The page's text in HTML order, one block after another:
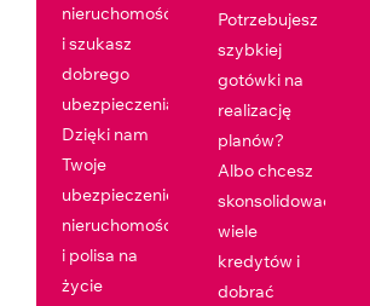
nieruchomość
i szukasz
dobrego
ubezpieczenia?
Dzięki nam
Twoje
ubezpieczenie
nieruchomości
i polisa na
życie
Potrzebujesz
szybkiej
gotówki na
realizację
planów?
Albo chcesz
skonsolidować
wiele
kredytów i
dobrać